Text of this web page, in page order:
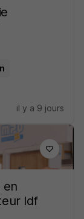
il y a 9 jours
en
Idf